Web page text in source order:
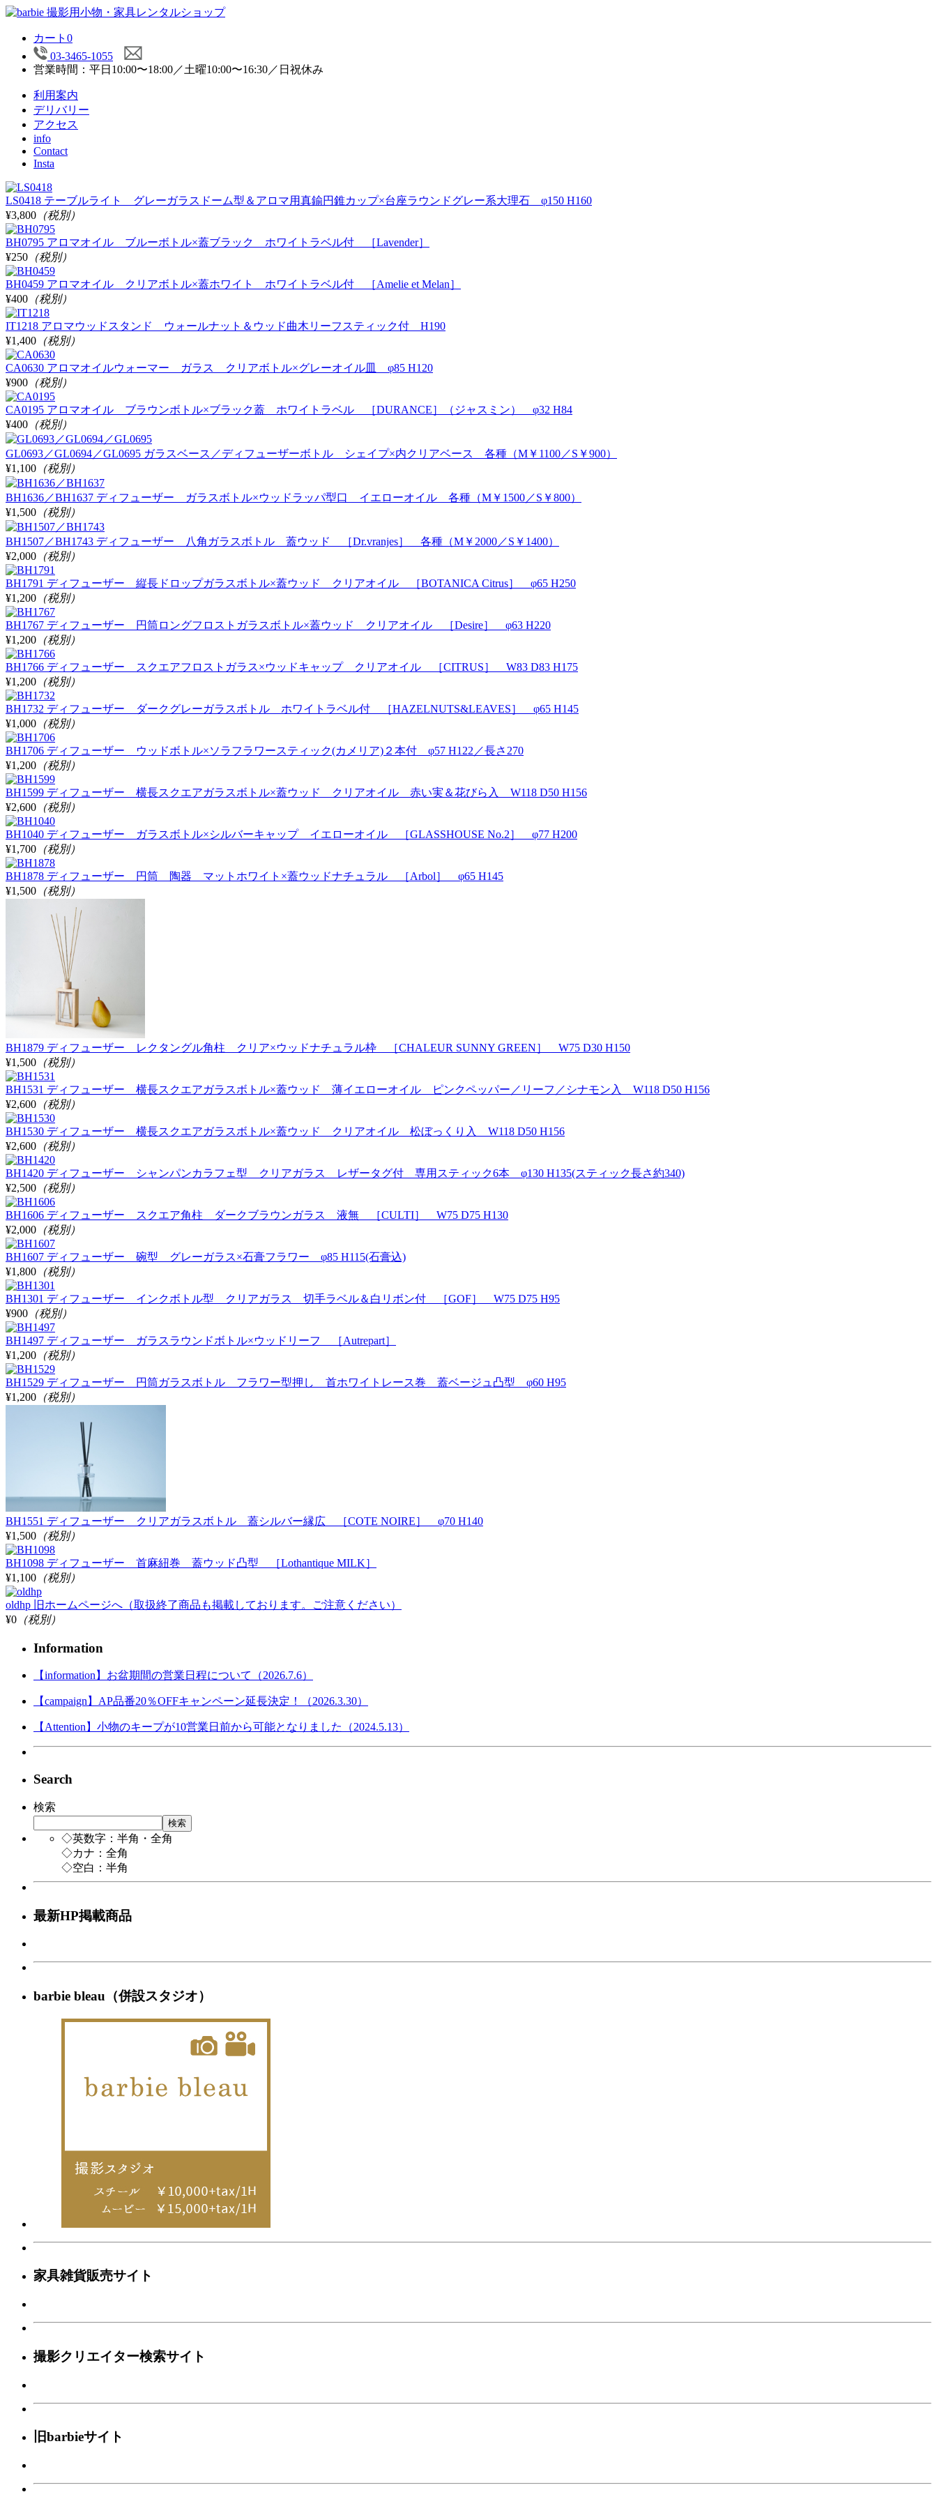
カート 0
03-3465-1055
営業時間：平日10:00〜18:00／土曜10:00〜16:30／日祝休み
利用案内
デリバリー
アクセス
info
Contact
Insta
LS0418 テーブルライト グレーガラスドーム型＆アロマ用真鍮円錐カップ×台座ラウンドグレー系大理石 φ150 H160
¥3,800 （税別）
BH0795 アロマオイル ブルーボトル×蓋ブラック ホワイトラベル付 ［Lavender］
¥250 （税別）
BH0459 アロマオイル クリアボトル×蓋ホワイト ホワイトラベル付 ［Amelie et Melan］
¥400 （税別）
IT1218 アロマウッドスタンド ウォールナット＆ウッド曲木リーフスティック付 H190
¥1,400 （税別）
CA0630 アロマオイルウォーマー ガラス クリアボトル×グレーオイル皿 φ85 H120
¥900 （税別）
CA0195 アロマオイル ブラウンボトル×ブラック蓋 ホワイトラベル ［DURANCE］（ジャスミン） φ32 H84
¥400 （税別）
GL0693／GL0694／GL0695 ガラスベース／ディフューザーボトル シェイプ×内クリアベース 各種（M￥1100／S￥900）
¥1,100 （税別）
BH1636／BH1637 ディフューザー ガラスボトル×ウッドラッパ型口 イエローオイル 各種（M￥1500／S￥800）
¥1,500 （税別）
BH1507／BH1743 ディフューザー 八角ガラスボトル 蓋ウッド ［Dr.vranjes］ 各種（M￥2000／S￥1400）
¥2,000 （税別）
BH1791 ディフューザー 縦長ドロップガラスボトル×蓋ウッド クリアオイル ［BOTANICA Citrus］ φ65 H250
¥1,200 （税別）
BH1767 ディフューザー 円筒ロングフロストガラスボトル×蓋ウッド クリアオイル ［Desire］ φ63 H220
¥1,200 （税別）
BH1766 ディフューザー スクエアフロストガラス×ウッドキャップ クリアオイル ［CITRUS］ W83 D83 H175
¥1,200 （税別）
BH1732 ディフューザー ダークグレーガラスボトル ホワイトラベル付 ［HAZELNUTS&LEAVES］ φ65 H145
¥1,000 （税別）
BH1706 ディフューザー ウッドボトル×ソラフラワースティック(カメリア)２本付 φ57 H122／長さ270
¥1,200 （税別）
BH1599 ディフューザー 横長スクエアガラスボトル×蓋ウッド クリアオイル 赤い実＆花びら入 W118 D50 H156
¥2,600 （税別）
BH1040 ディフューザー ガラスボトル×シルバーキャップ イエローオイル ［GLASSHOUSE No.2］ φ77 H200
¥1,700 （税別）
BH1878 ディフューザー 円筒 陶器 マットホワイト×蓋ウッドナチュラル ［Arbol］ φ65 H145
¥1,500 （税別）
BH1879 ディフューザー レクタングル角柱 クリア×ウッドナチュラル枠 ［CHALEUR SUNNY GREEN］ W75 D30 H150
¥1,500 （税別）
BH1531 ディフューザー 横長スクエアガラスボトル×蓋ウッド 薄イエローオイル ピンクペッパー／リーフ／シナモン入 W118 D50 H156
¥2,600 （税別）
BH1530 ディフューザー 横長スクエアガラスボトル×蓋ウッド クリアオイル 松ぼっくり入 W118 D50 H156
¥2,600 （税別）
BH1420 ディフューザー シャンパンカラフェ型 クリアガラス レザータグ付 専用スティック6本 φ130 H135(スティック長さ約340)
¥2,500 （税別）
BH1606 ディフューザー スクエア角柱 ダークブラウンガラス 液無 ［CULTI］ W75 D75 H130
¥2,000 （税別）
BH1607 ディフューザー 碗型 グレーガラス×石膏フラワー φ85 H115(石膏込)
¥1,800 （税別）
BH1301 ディフューザー インクボトル型 クリアガラス 切手ラベル＆白リボン付 ［GOF］ W75 D75 H95
¥900 （税別）
BH1497 ディフューザー ガラスラウンドボトル×ウッドリーフ ［Autrepart］
¥1,200 （税別）
BH1529 ディフューザー 円筒ガラスボトル フラワー型押し 首ホワイトレース巻 蓋ベージュ凸型 φ60 H95
¥1,200 （税別）
BH1551 ディフューザー クリアガラスボトル 蓋シルバー縁広 ［COTE NOIRE］ φ70 H140
¥1,500 （税別）
BH1098 ディフューザー 首麻紐巻 蓋ウッド凸型 ［Lothantique MILK］
¥1,100 （税別）
oldhp 旧ホームページへ（取扱終了商品も掲載しております。ご注意ください）
¥0 （税別）
Information
【information】お盆期間の営業日程について（2026.7.6）
【campaign】AP品番20％OFFキャンペーン延長決定！（2026.3.30）
【Attention】小物のキープが10営業日前から可能となりました（2024.5.13）
Search
検索
検索
◇英数字：半角・全角
◇カナ：全角
◇空白：半角
最新HP掲載商品
barbie bleau（併設スタジオ）
家具雑貨販売サイト
撮影クリエイター検索サイト
旧barbieサイト